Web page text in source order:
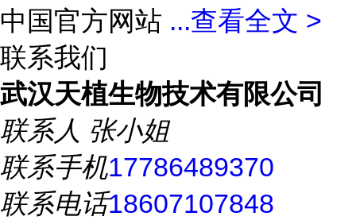
中国官方网站 ...查看全文 >
联系我们
武汉天植生物技术有限公司
联系人 张小姐
联系手机17786489370
联系电话18607107848